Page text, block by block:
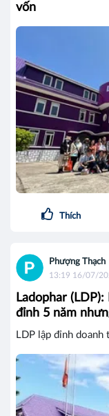
vốn
Thích
Phượng Thạch
13:19 16/07/
Ladophar
đỉnh 5 năm
LDP lập đỉnh doanh